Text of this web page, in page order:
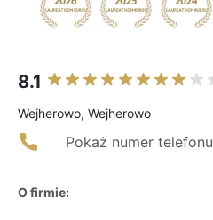
8.1
Wejherowo, Wejherowo
Pokaż numer telefonu
O firmie: